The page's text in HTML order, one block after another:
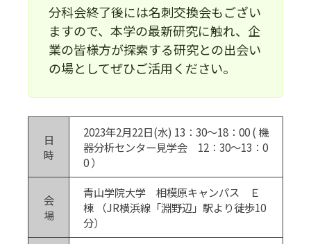
分科会終了後には名刺交換会もござい
ますので、本学の最新研究に触れ、企
業の皆様方が探索する研究との出会い
の場としてぜひご活用ください。
日
時
2023年2月22日(水) 13：30～18：00 ( 機
器分析センター見学会 12：30～13：0
0 ）
会
場
青山学院大学 相模原キャンパス Ｅ
棟 （JR横浜線「淵野辺」駅より徒歩10
分）